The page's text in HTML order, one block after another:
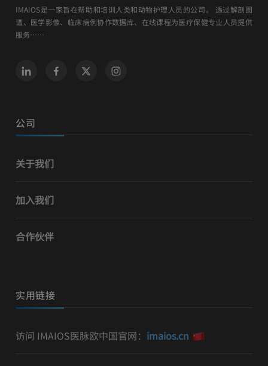
IMAIOS是一家旨在帮助和培训人类和动物护理人员的公司。 透过解剖图
谱、医学影像、临床病例协作数据库、在线课程为医疗保健专业人员提供
服务……
公司
关于我们
加入我们
合作伙伴
实用链接
访问 IMAIOS医脉欧中国官网： imaios.cn